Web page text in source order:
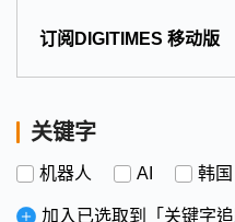
订阅DIGITIMES 移动版
关键字
机器人 AI 韩国
加入已选取到「关键字追